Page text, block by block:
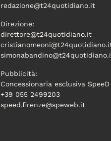
redazione@t24quotidiano.it
Direzione:
direttore@t24quotidiano.it
Pubblicità:
Concessionaria esclusiva SpeeD
+39 055 2499203
speed.firenze@speweb.it